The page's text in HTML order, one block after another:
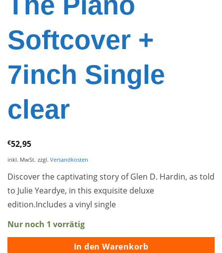
Softcover +
7inch Single
clear
€52,95
inkl. MwSt. zzgl. Versandkosten
Discover the captivating story of Glen D. Hardin, as told
to Julie Yeardye, in this exquisite deluxe
edition.Includes a vinyl single
Nur noch 1 vorrätig
In den Warenkorb